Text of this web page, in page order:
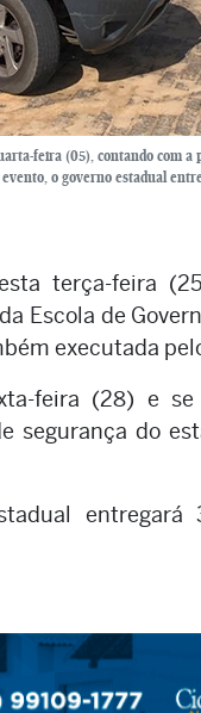
feira (05), contando com a
o governo estadual
terça-feira
Escola de
executada
feira (28) e
segurança do
entregará